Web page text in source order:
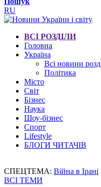
RU
ВСІ РОЗДІЛИ
Головна
Україна
Всі новини
Політика
Місто
Світ
Бізнес
Наука
Шоу-бізнес
Спорт
Lifestyle
БЛОГИ ЧИТАЧІВ
СПЕЦТЕМА: Війна в Ірані
ВСІ ТЕМИ